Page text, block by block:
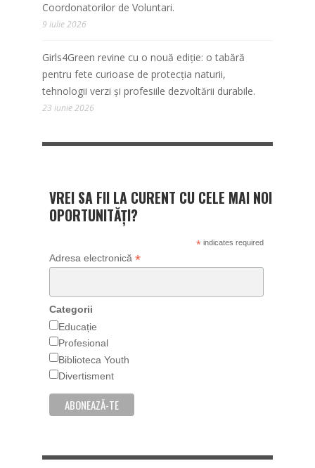
Coordonatorilor de Voluntari.
9 iulie 2026
Girls4Green revine cu o nouă ediție: o tabără
pentru fete curioase de protecția naturii,
tehnologii verzi și profesiile dezvoltării durabile.
23 iunie 2026
VREI SA FII LA CURENT CU CELE MAI NOI
OPORTUNITĂȚI?
* indicates required
Adresa electronică *
Categorii
Educație
Profesional
Biblioteca Youth
Divertisment